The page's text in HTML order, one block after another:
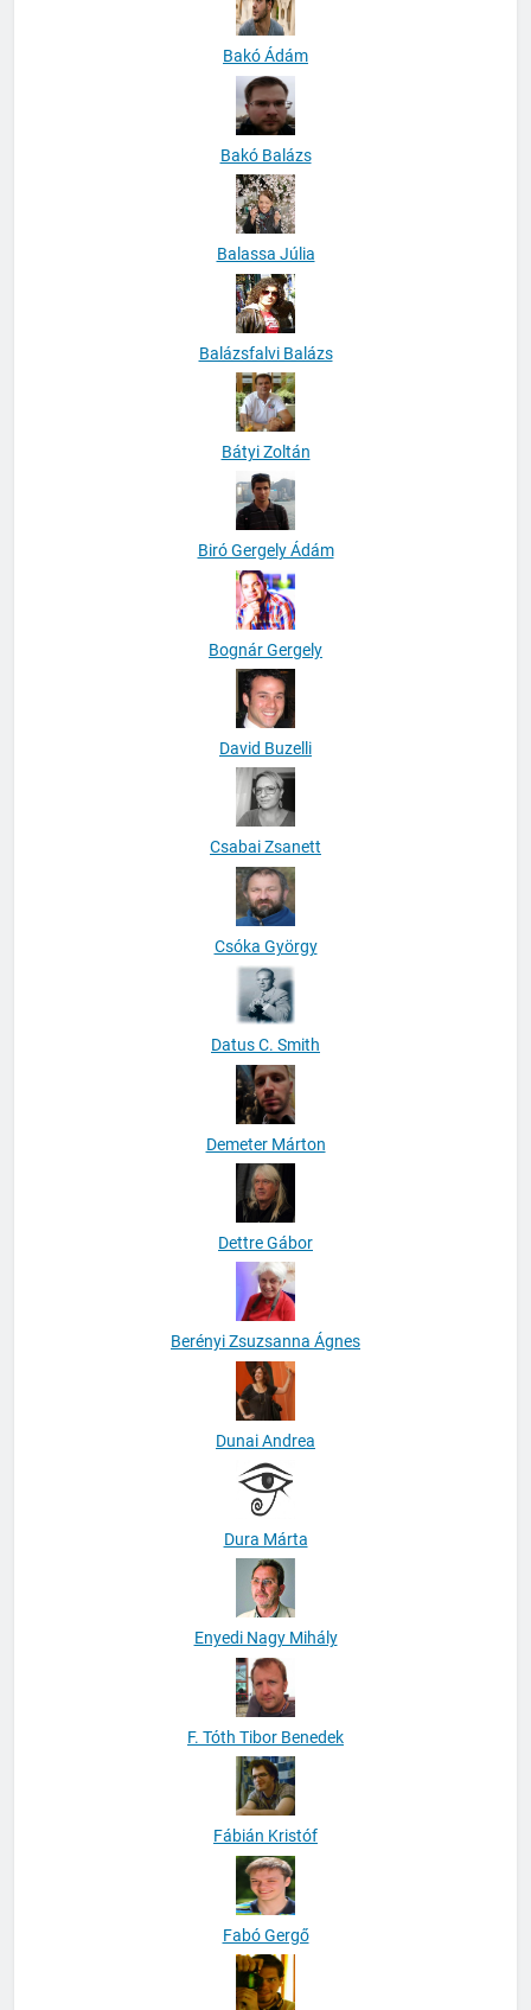
Bakó Ádám
Bakó Balázs
Balassa Júlia
Balázsfalvi Balázs
Bátyi Zoltán
Biró Gergely Ádám
Bognár Gergely
David Buzelli
Csabai Zsanett
Csóka György
Datus C. Smith
Demeter Márton
Dettre Gábor
Berényi Zsuzsanna Ágnes
Dunai Andrea
Dura Márta
Enyedi Nagy Mihály
F. Tóth Tibor Benedek
Fábián Kristóf
Fabó Gergő